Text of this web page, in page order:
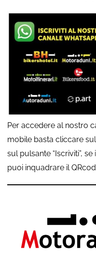
Per accedere al nostro
mobile basta cliccare
sul pulsante “Iscriviti”,
puoi inquadrare il